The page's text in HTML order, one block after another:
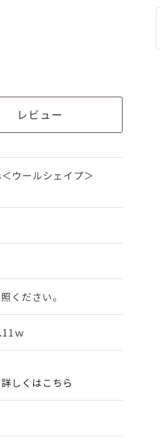
レビュー
ウールシェイプ＞
ください。
ｗ
しくはこちら